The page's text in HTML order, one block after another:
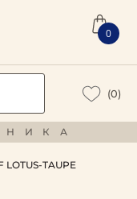
0
(0)
LOTUS-TAUPE